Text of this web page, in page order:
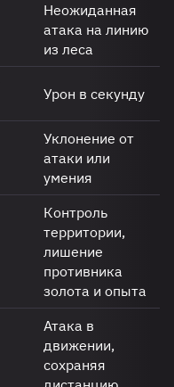
Неожиданная
атака на линию
из леса
Урон в секунду
Уклонение от
атаки или
умения
Контроль
территории,
лишение
противника
золота и опыта
Атака в
движении,
сохраняя